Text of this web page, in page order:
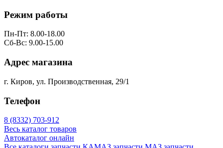
Режим работы
Пн-Пт: 8.00-18.00
Сб-Вс: 9.00-15.00
Адрес магазина
г. Киров, ул. Производственная, 29/1
Телефон
8 (8332) 703-912
Весь каталог товаров
Автокаталог онлайн